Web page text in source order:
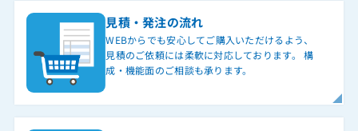
見積・発注の流れ
WEBからでも安心してご購入いただけるよう、
見積のご依頼には柔軟に対応しております。 構
成・機能面のご相談も承ります。